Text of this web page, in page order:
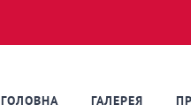
ГОЛОВНА ГАЛЕРЕЯ